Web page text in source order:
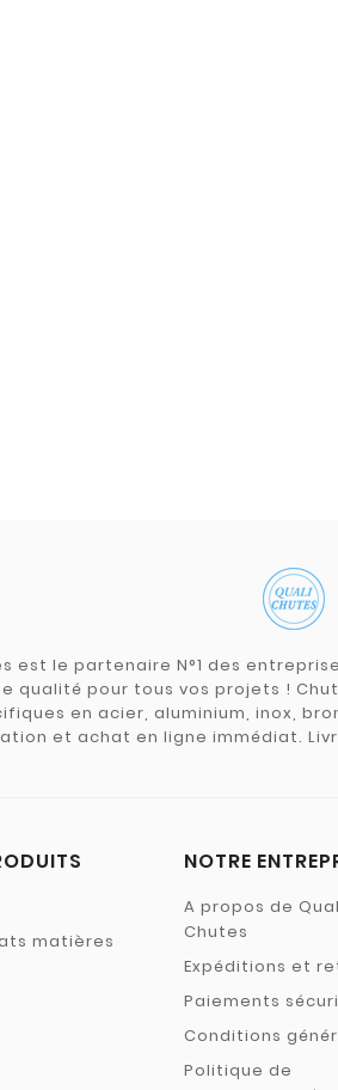
est le partenaire N°1 des
qualité pour tous vos projets !
en acier, aluminium, inox,
et achat en ligne immédiat.
matières
NOTRE
A propos de
Chutes
Expéditions et
Paiements
Conditions
Politique de